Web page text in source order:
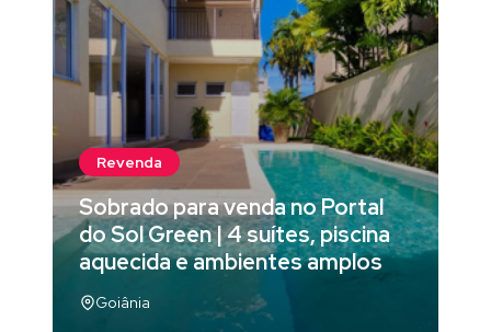
Revenda
Sobrado para venda no Portal
do Sol Green | 4 suítes, piscina
aquecida e ambientes amplos
Goiânia